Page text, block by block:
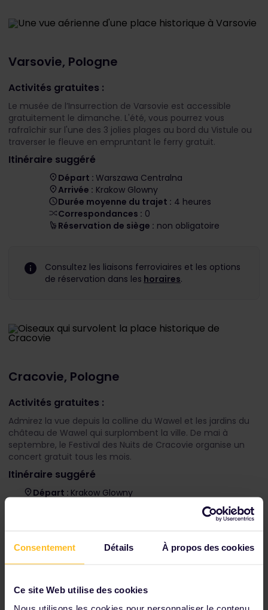
Consentement Détails À propos des cookies
Ce site Web utilise des cookies
Varsovie, Pologne
Activités gratuites :
Le musée de l’Insurrection de Varsovie est accessible
gratuitement le dimanche. L'été, vous pourrez vous
rafraîchir sur l'une des 3 jolies plages au bord du Vistule ou
traverser le fleuve en empruntant le ferry gratuit.
Itinéraire suggéré
Départ : Warszawa Centralna
Arrivée : Krakow Glowny
Durée moyenne du trajet : 4 heures
Correspondances : 0
Réservation de siège : non obligatoire
Consultez les liaisons ferroviaires et les options
de réservation dans les horaires.
Cracovie, Pologne
Activités gratuites :
Admirez la vue depuis la colline du Wawel et les jardins du
château de Wawel qui surplombent la ville. De mai à
septembre, le Festival des Nuits de Cracovie organise un
concert gratuit tous les mois.
Itinéraire suggéré
Départ : Krakow Glowny
5 heures et 35 minutes
Réservation de siège :
non obligatoire
de réservation dans leshoraires